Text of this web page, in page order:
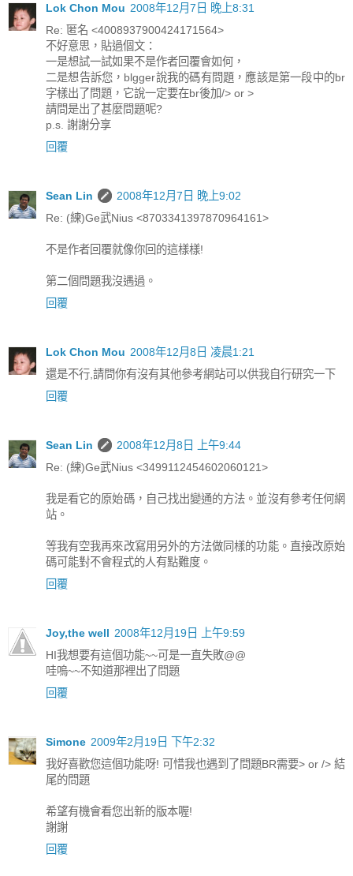
Lok Chon Mou 2008年12月7日 晚上8:31
Re: 匿名 <4008937900424171564>
不好意思，貼過個文：
一是想試一試如果不是作者回覆會如何，
二是想告訴您，blgger說我的碼有問題，應該是第一段中的br
字樣出了問題，它說一定要在br後加/> or >
請問是出了甚麼問題呢?
p.s. 謝謝分享
回覆
Sean Lin
2008年12月7日 晚上9:02
Re: (練)Ge武Nius <8703341397870964161>
不是作者回覆就像你回的這樣樣!
第二個問題我沒遇過。
回覆
Lok Chon Mou 2008年12月8日 凌晨1:21
還是不行,請問你有沒有其他參考網站可以供我自行研究一下
回覆
Sean Lin
2008年12月8日 上午9:44
Re: (練)Ge武Nius <3499112454602060121>
我是看它的原始碼，自己找出變通的方法。並沒有參考任何網
站。
等我有空我再來改寫用另外的方法做同樣的功能。直接改原始
碼可能對不會程式的人有點難度。
回覆
Joy,the well 2008年12月19日 上午9:59
HI我想要有這個功能~~可是一直失敗@@
哇嗚~~不知道那裡出了問題
回覆
Simone 2009年2月19日 下午2:32
我好喜歡您這個功能呀! 可惜我也遇到了問題BR需要> or /> 結
尾的問題
希望有機會看您出新的版本喔!
謝謝
回覆